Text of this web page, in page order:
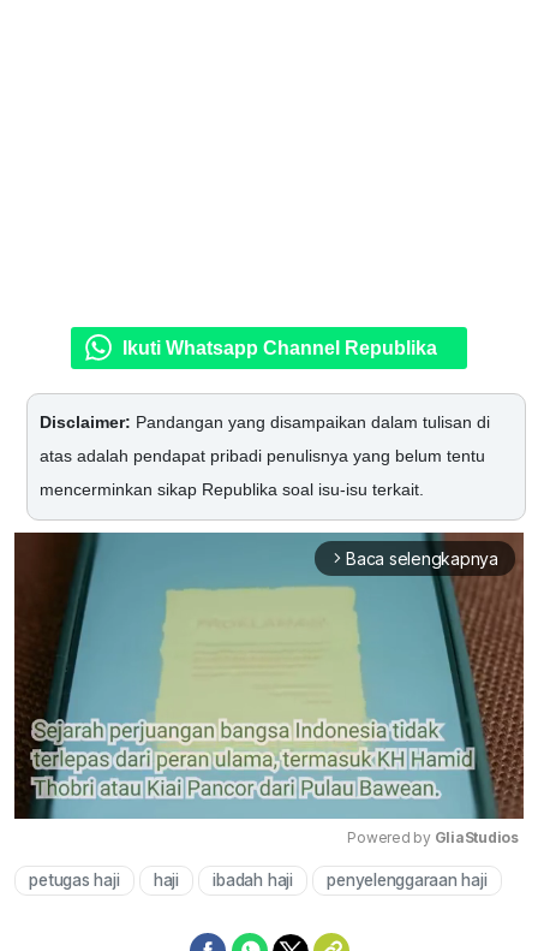
Ikuti Whatsapp Channel Republika
Disclaimer: Pandangan yang disampaikan dalam tulisan di
atas adalah pendapat pribadi penulisnya yang belum tentu
mencerminkan sikap Republika soal isu-isu terkait.
arrow_forward_ios Baca selengkapnya
Mute
Powered by GliaStudios
petugas haji haji ibadah haji penyelenggaraan haji